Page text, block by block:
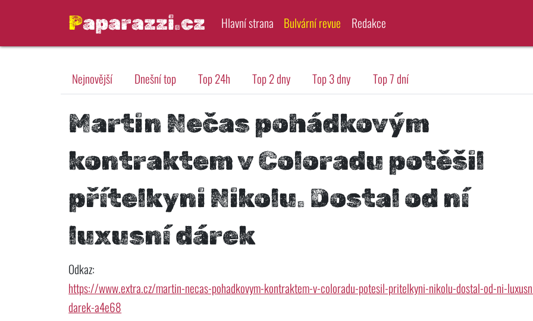
Paparazzi.cz Hlavní strana Bulvární revue Redakce
Nejnovější Dnešní top Top 24h Top 2 dny Top 3 dny Top 7 dní
Martin Nečas pohádkovým
kontraktem v Coloradu potěšil
přítelkyni Nikolu. Dostal od ní
luxusní dárek
Odkaz:
https://www.extra.cz/martin-necas-pohadkovym-kontraktem-v-coloradu-potesil-pritelkyni-nikolu-dostal-od-ni-
darek-a4e68